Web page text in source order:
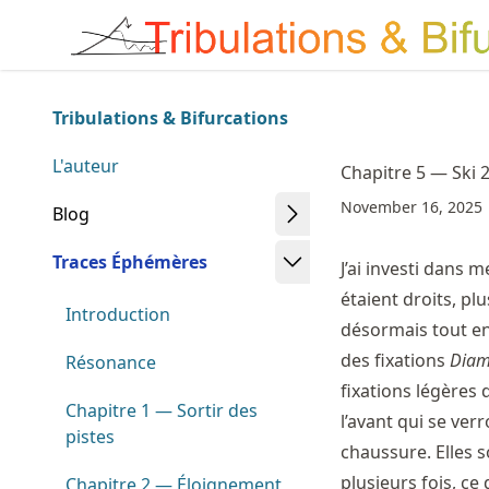
article
content
Made with MyST
Tribulations & Bifurcations
L'auteur
Blog
Traces Éphémères
Introduction
Résonance
Chapitre 1 — Sortir des
pistes
Chapitre 5 — Ski
November 16, 2025
J’ai investi dans
étaient droits,
désormais tout
des fixations
fixations légères
l’avant qui se
chaussure. Elles
plusieurs fois, ce